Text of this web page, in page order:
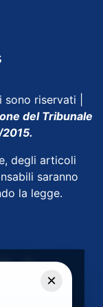
riservati |
del Tribunale
degli articoli
saranno
la legge.
×